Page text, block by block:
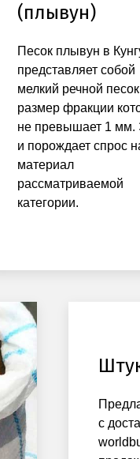
(плывун)
Песок плывун в
представляет собой
мелкий речной
размер фракции
не превышает 1 мм.
и порождает спрос
материал
рассматриваемой
категории.
с